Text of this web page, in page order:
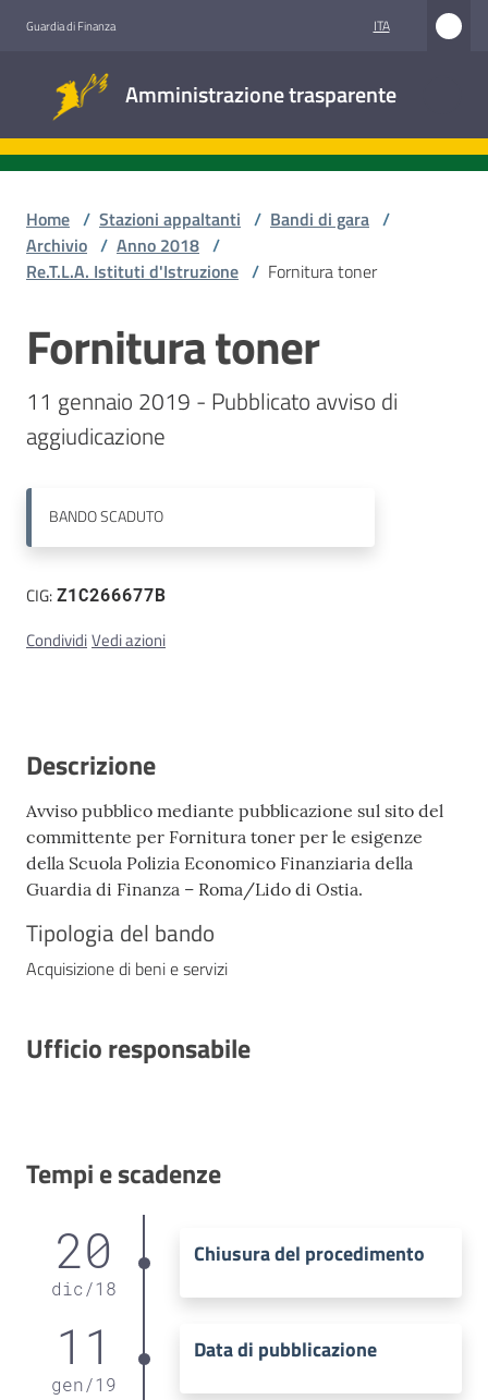
Guardia di Finanza ITA
Amministrazione trasparente
trasparente
Accesso
Stazioni
appaltanti
Contatti
Home / Stazioni appaltanti / Bandi di gara /
Archivio / Anno 2018 /
Re.T.L.A. Istituti d'Istruzione / Fornitura toner
Salta al contenuto
Fornitura toner
11 gennaio 2019 - Pubblicato avviso di
BANDOSCADUTO
CIG:Z1C266677B
CondividiVedi azioni
Descrizione
Avviso pubblico mediante pubblicazione sul sito del
committente per Fornitura toner per le esigenze
della Scuola Polizia Economico Finanziaria della
Guardia di Finanza – Roma/Lido di Ostia.
Tipologia del bando
Acquisizione di beni e servizi
Ufficio responsabile
Tempi e scadenze
20
dic /18
Chiusura del procedimento
11
gen/19
Data di pubblicazione